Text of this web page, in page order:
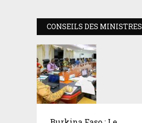
CONSEILS DES MINISTRES